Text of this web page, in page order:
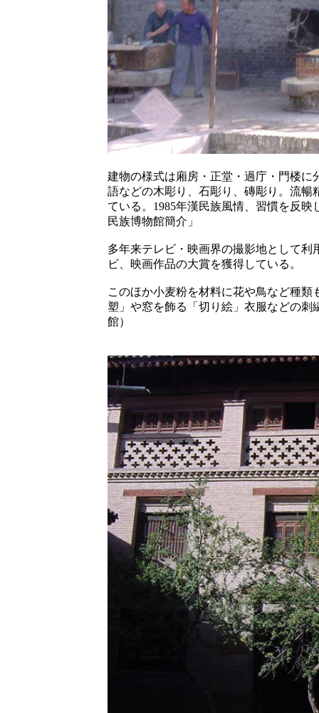
建物の様式は廂房・正堂・過庁・門楼
語などの木彫り、石彫り、磚彫り。流
ている。1985年漢民族風情、習慣を反
民族博物館簡介」
多年来テレビ・映画界の撮影地として利
ビ、映画作品の大賞を獲得している。
このほか小麦粉を材料に花や鳥など種
塑」や窓を飾る「切り絵」衣服などの
館）